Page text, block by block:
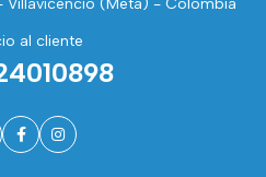
Villavicencio (Meta) - Colombia
al cliente